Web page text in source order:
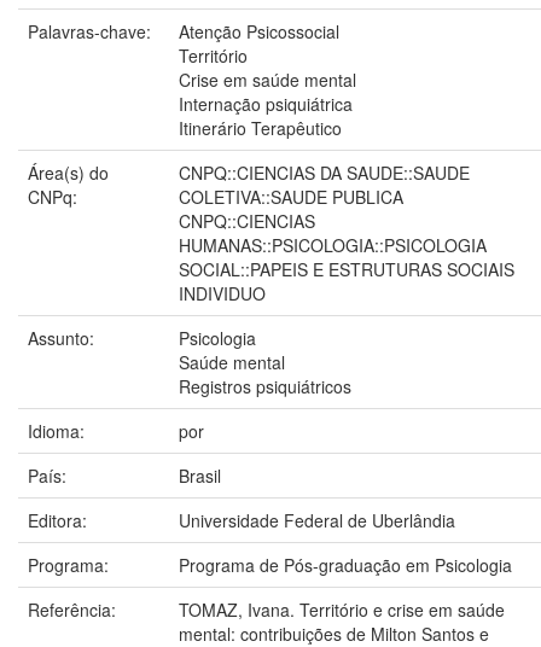
Palavras-chave:
Atenção Psicossocial
Território
Crise em saúde mental
Internação psiquiátrica
Itinerário Terapêutico
Área(s) do
CNPq:
CNPQ::CIENCIAS DA SAUDE::SAUDE
COLETIVA::SAUDE PUBLICA
CNPQ::CIENCIAS
HUMANAS::PSICOLOGIA::PSICOLOGIA
SOCIAL::PAPEIS E ESTRUTURAS SOCIAIS
INDIVIDUO
Assunto:
Psicologia
Saúde mental
Registros psiquiátricos
Idioma:
por
País:
Brasil
Editora:
Universidade Federal de Uberlândia
Programa:
Programa de Pós-graduação em Psicologia
Referência:
TOMAZ, Ivana. Território e crise em saúde
mental: contribuições de Milton Santos e